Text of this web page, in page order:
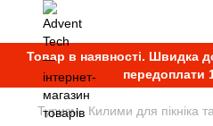
Товар в наявності. Швидка
передоплати
Туризм Килими для пікніка